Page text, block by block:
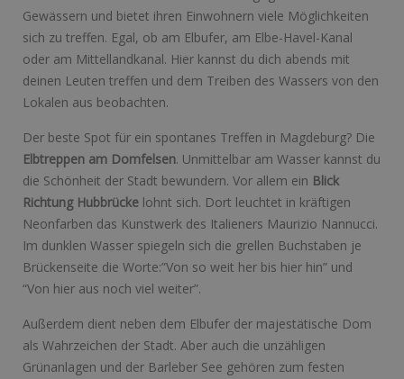
Gewässern und bietet ihren Einwohnern viele Möglichkeiten
sich zu treffen. Egal, ob am Elbufer, am Elbe-Havel-Kanal
oder am Mittellandkanal. Hier kannst du dich abends mit
deinen Leuten treffen und dem Treiben des Wassers von den
Lokalen aus beobachten.
Der beste Spot für ein spontanes Treffen in Magdeburg? Die
Elbtreppen am Domfelsen. Unmittelbar am Wasser kannst du
die Schönheit der Stadt bewundern. Vor allem ein Blick
Richtung Hubbrücke lohnt sich. Dort leuchtet in kräftigen
Neonfarben das Kunstwerk des Italieners Maurizio Nannucci.
Im dunklen Wasser spiegeln sich die grellen Buchstaben je
Brückenseite die Worte:”Von so weit her bis hier hin” und
“Von hier aus noch viel weiter”.
Außerdem dient neben dem Elbufer der majestätische Dom
als Wahrzeichen der Stadt. Aber auch die unzähligen
Grünanlagen und der Barleber See gehören zum festen